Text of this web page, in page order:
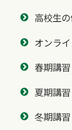
高校生
オンラ
春期講習
夏期講習
冬期講習